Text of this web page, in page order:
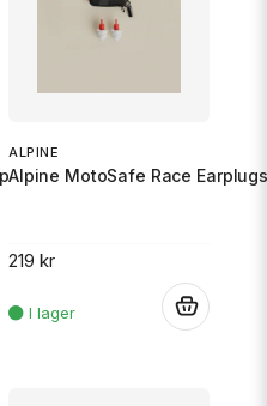
ALPINE
Alpine MotoSafe Race Earplugs
219 kr